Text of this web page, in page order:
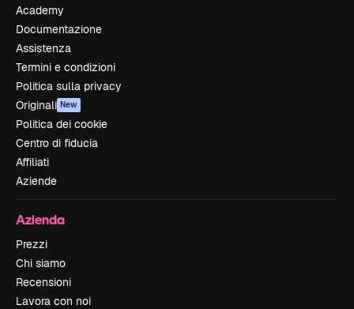
Academy
Documentazione
Assistenza
Termini e condizioni
Politica sulla privacy
Originali New
Politica dei cookie
Centro di fiducia
Affiliati
Aziende
Azienda
Prezzi
Chi siamo
Recensioni
Lavora con noi